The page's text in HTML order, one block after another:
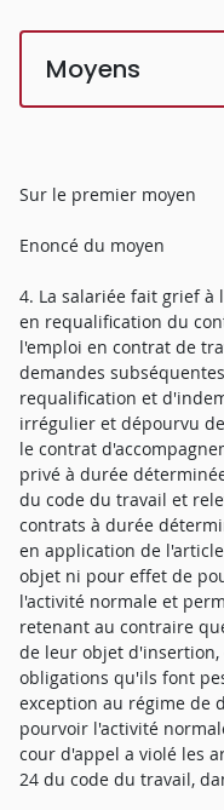
Moyens
Sur le premier moyen
Enoncé du moyen
4. La salariée fait grief
en requalification du
l'emploi en contrat de
demandes
requalification et
irrégulier et dépourvu
le contrat
privé à durée
du code du travail et
contrats à durée
en application de
objet ni pour effet de
l'activité normale et
retenant au contraire
de leur objet
obligations qu'ils font
exception au régime de
pourvoir l'activité
cour d'appel a violé les
24 du code du travail,